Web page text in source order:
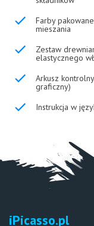
Farby
mieszania
Zestaw
elastycznego
Arkusz
graficzny)
Instrukcja w
iPicasso.pl